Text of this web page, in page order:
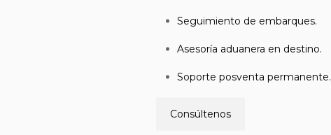
Seguimiento de embarques.
Asesoría aduanera en destino.
Soporte posventa permanente.
Consúltenos